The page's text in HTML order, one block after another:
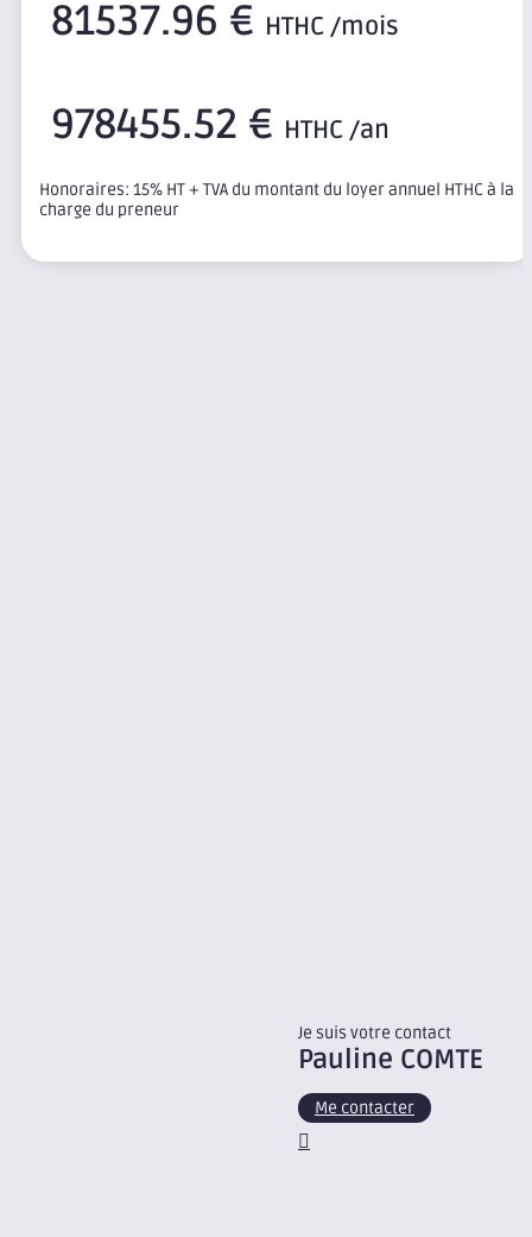
81537.96 € HTHC /mois
978455.52 € HTHC /an
Honoraires: 15% HT + TVA du montant du loyer annuel HTHC à la
charge du preneur
Je suis votre contact
Pauline COMTE
Me contacter